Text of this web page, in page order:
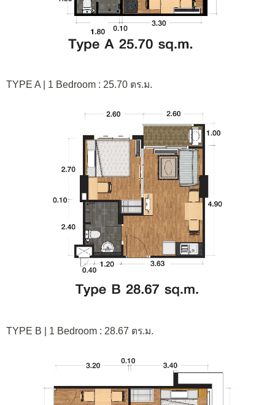
TYPE A | 1 Bedroom : 25.70 ตร.ม.
TYPE B | 1 Bedroom : 28.67 ตร.ม.